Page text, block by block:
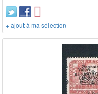
+ ajout à ma sélection